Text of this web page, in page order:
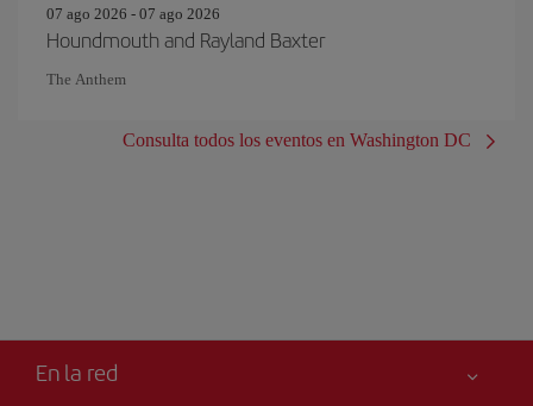
07 ago 2026 - 07 ago 2026
Houndmouth and Rayland Baxter
The Anthem
Consulta todos los eventos en Washington DC
En la red